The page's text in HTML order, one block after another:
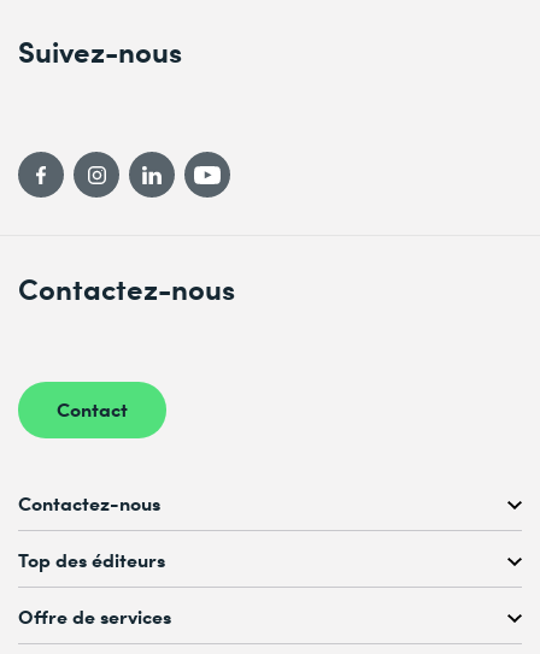
Contactez-nous
Contact
Suivez-nous
Contactez-nous
Conseil personnalisé au
022 738 80 80 ou 021 321 65 00
du Lu au Ve, 08h00–17h00
Top des éditeurs
Microsoft
Offre de services